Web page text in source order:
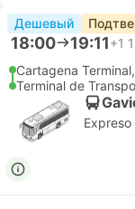
Дешевый
18:00 19:11+1
Cartagena
Terminal de
Expreso